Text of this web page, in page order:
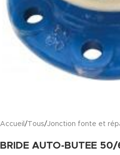
Accueil /Tous/Jonction fonte et
BRIDE AUTO-BUTEE